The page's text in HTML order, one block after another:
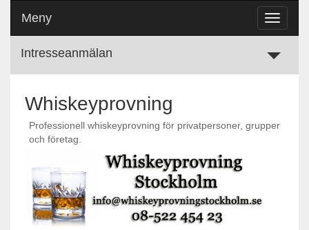
Toggle
Meny
Toggle
Intresseanmälan
Whiskeyprovning
Professionell whiskeyprovning för privatpersoner, grupper
och företag.